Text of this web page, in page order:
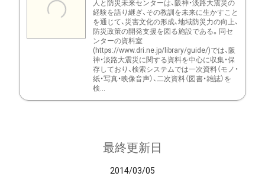
人と防災未来センターは、阪神・淡路大震災の
経験を語り継ぎ、その教訓を未来に生かすこと
を通じて、災害文化の形成、地域防災力の向上、
防災政策の開発支援を図る施設である。同セ
ンターの資料室
(https://www.dri.ne.jp/library/guide/)では、阪
神・淡路大震災に関する資料を中心に収集・保
存しており、検索システムでは一次資料（モノ・
紙・写真・映像音声）、二次資料（図書・雑誌）を
検...
最終更新日
2014/03/05